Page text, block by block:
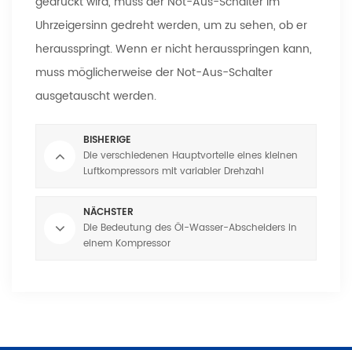
Uhrzeigersinn gedreht werden, um zu sehen, ob er
herausspringt. Wenn er nicht herausspringen kann,
muss möglicherweise der Not-Aus-Schalter
ausgetauscht werden.
BISHERIGE
Die verschiedenen Hauptvorteile eines kleinen
Luftkompressors mit variabler Drehzahl
NÄCHSTER
Die Bedeutung des Öl-Wasser-Abscheiders in
einem Kompressor